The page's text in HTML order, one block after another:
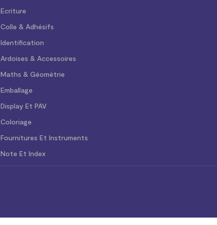
Ecriture
Colle & Adhésifs
Identification
Ardoises & Accessoires
Maths & Géométrie
Emballage
Display Et PAV
Coloriage
Fournitures Et Instruments
Note Et Index